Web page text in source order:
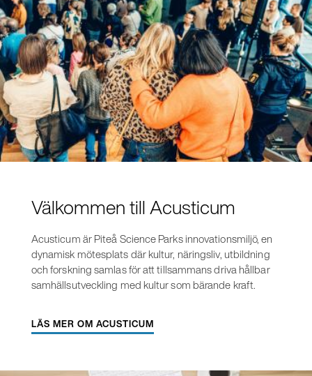
Välkommen till Acusticum
Acusticum är Piteå Science Parks innovationsmiljö, en
dynamisk mötesplats där kultur, näringsliv, utbildning
och forskning samlas för att tillsammans driva hållbar
samhällsutveckling med kultur som bärande kraft.
LÄS MER OM ACUSTICUM